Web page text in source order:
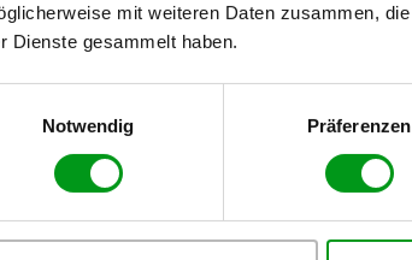
mit weiteren Daten zusammen,
Dienste gesammelt haben.
Notwendig
Präferenzen
mitten in der Altstadt
Dom liegt der
Seerosenteich bieten eine tolle Kulisse. Da
zum Körperkontakt) ganz natürlich zu brechen:
oder Knie sich fast automatisch leicht